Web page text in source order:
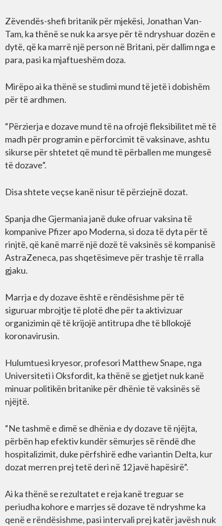
Zëvendës-shefi britanik për mjekësi, Jonathan Van-
Tam, ka thënë se nuk ka arsye për të ndryshuar dozën e
dytë, që ka marrë një person në Britani, për dallim nga e
para, pasi ka mjaftueshëm doza.
Mirëpo ai ka thënë se studimi mund të jetë i dobishëm
për të ardhmen.
“Përzierja e dozave mund të na ofrojë fleksibilitet më të
madh për programin e përforcimit të vaksinave, ashtu
sikurse për shtetet që mund të përballen me mungesë
të dozave”.
Disa shtete veçse kanë nisur të përziejnë dozat.
Spanja dhe Gjermania janë duke ofruar vaksina të
kompanive Pfizer apo Moderna, si doza të dyta për të
rinjtë, që kanë marrë një dozë të vaksinës së kompanisë
AstraZeneca, pas shqetësimeve për trashje të rralla
gjaku.
Marrja e dy dozave është e rëndësishme për të
siguruar mbrojtje të plotë dhe për ta aktivizuar
organizimin që të krijojë antitrupa dhe të bllokojë
koronavirusin.
Hulumtuesi kryesor, profesori Matthew Snape, nga
Universiteti i Oksfordit, ka thënë se gjetjet nuk kanë
minuar politikën britanike për dhënie të vaksinës së
njëjtë.
“Ne tashmë e dimë se dhënia e dy dozave të njëjta,
përbën hap efektiv kundër sëmurjes së rëndë dhe
hospitalizimit, duke përfshirë edhe variantin Delta, kur
dozat merren prej tetë deri në 12 javë hapësirë”.
Ai ka thënë se rezultatet e reja kanë treguar se
periudha kohore e marrjes së dozave të ndryshme ka
qenë e rëndësishme, pasi intervali prej katër javësh nuk